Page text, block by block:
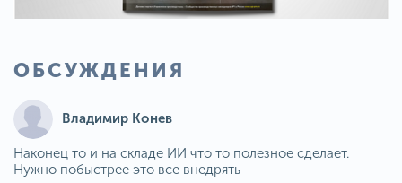
ОБСУЖДЕНИЯ
Владимир Конев
Наконец то и на складе ИИ что то полезное сделает.
Нужно побыстрее это все внедрять